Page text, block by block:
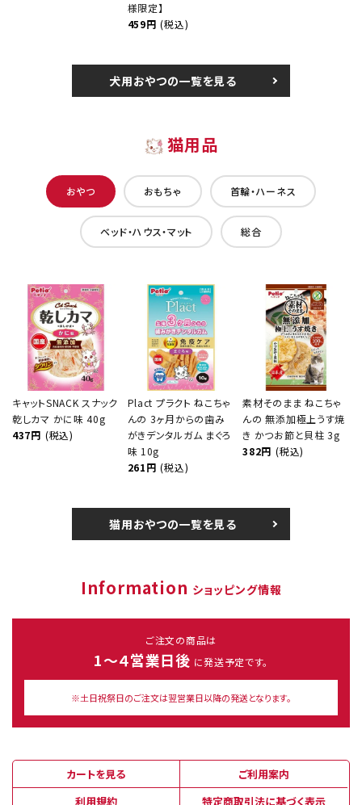
様限定】
459円 (税込)
犬用おやつの一覧を見る
猫用品
おやつ おもちゃ 首輪・ハーネス
ベッド・ハウス・マット 総合
キャットSNACK スナック
乾しカマ かに味 40g
437円 (税込)
Plact プラクト ねこちゃ
んの 3ヶ月からの歯み
がきデンタルガム まぐろ
味 10g
261円 (税込)
素材そのまま ねこちゃ
んの 無添加極上うす焼
き かつお節と貝柱 3g
382円 (税込)
猫用おやつの一覧を見る
Information ショッピング情報
ご注文の商品は
1～４営業日後 に発送予定です。
※土日祝祭日のご注文は翌営業日以降の発送となります。
カートを見る
ご利用案内
利用規約
特定商取引法に基づく表示